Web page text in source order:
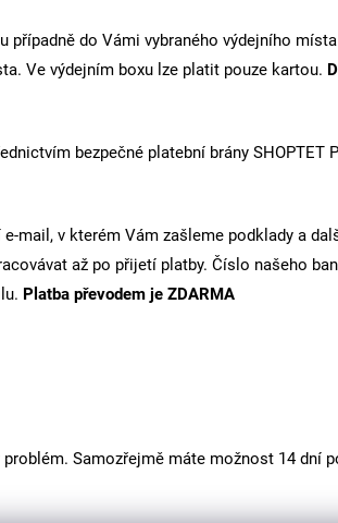
do Vámi vybraného výdejního
Ve výdejním boxu lze platit pouze kartou.
bezpečné platební brány SHOPTET
v kterém Vám zašleme podklady a
až po přijetí platby. Číslo našeho
Platba převodem je ZDARMA
Samozřejmě máte možnost 14 dní